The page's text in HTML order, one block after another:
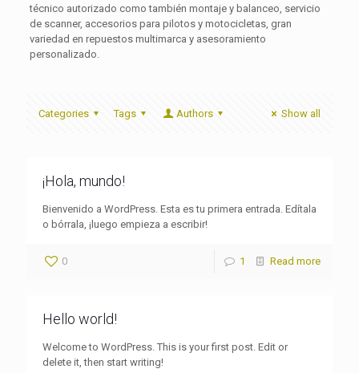
técnico autorizado como también montaje y balanceo, servicio
de scanner, accesorios para pilotos y motocicletas, gran
variedad en repuestos multimarca y asesoramiento
personalizado.
Categories Tags Authors Show all
¡Hola, mundo!
Bienvenido a WordPress. Esta es tu primera entrada. Edítala
o bórrala, ¡luego empieza a escribir!
0 1 Read more
Hello world!
Welcome to WordPress. This is your first post. Edit or
delete it, then start writing!